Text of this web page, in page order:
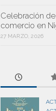
Celebración
comercio en
27 MARZO, 2026